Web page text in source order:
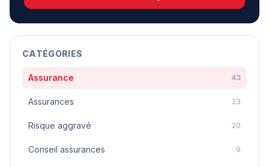
CATÉGORIES
Assurance 43
Assurances 23
Risque aggravé 20
Conseil assurances 9